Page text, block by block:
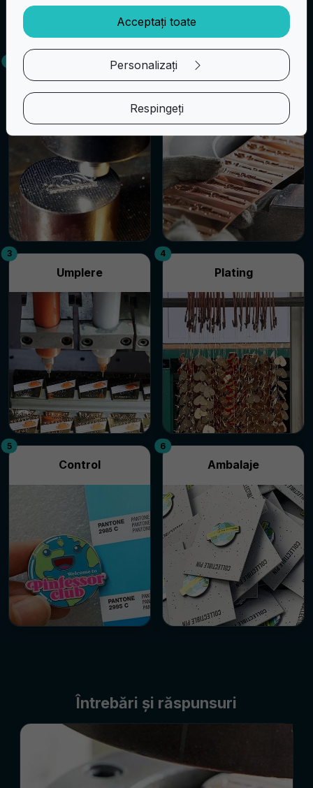
Fiecare medalie emailată trece prin mai multe procese
până când este în cele din urmă finalizată și gata de a fi
expediată.
Creație
2
Modelare
3
Umplere
4
Plating
5
Control
6
Ambalaje
Întrebări și răspunsuri
Acceptați toate
Personalizați
Respingeți